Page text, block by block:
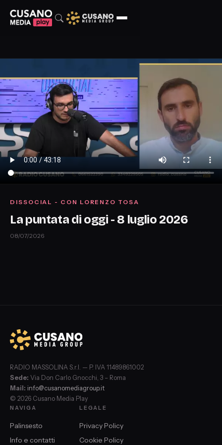
DISSOCIAL - CON LORENZO TOSA
La puntata di oggi - 8 luglio 2026
08/07/2026
RADIO MASSOLINA S.r.l. — P. IVA 11489861002
Sede: Via Don Carlo Gnocchi, 3 – Roma
Mail: info@cusanomediagroup.it
© 2026 Cusano Media Play
NAVIGA
Palinsesto
Info e contatti
LEGALE
Privacy Policy
Cookie Policy